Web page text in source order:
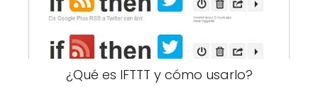
¿Qué es IFTTT y cómo usarlo?